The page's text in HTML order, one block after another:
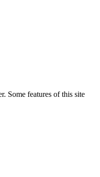
Some features of this site